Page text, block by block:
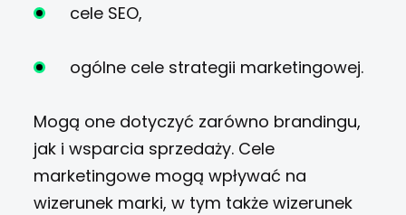
cele SEO,
ogólne cele strategii marketingowej.
Mogą one dotyczyć zarówno brandingu,
jak i wsparcia sprzedaży. Cele
marketingowe mogą wpływać na
wizerunek marki, w tym także wizerunek